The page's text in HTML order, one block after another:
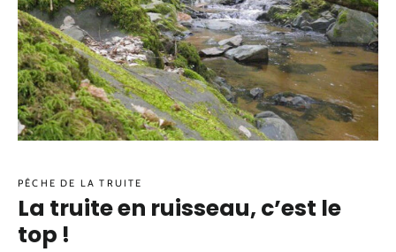
PÊCHE DE LA TRUITE
La truite en ruisseau, c’est le
top !